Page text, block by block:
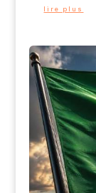
lire plus